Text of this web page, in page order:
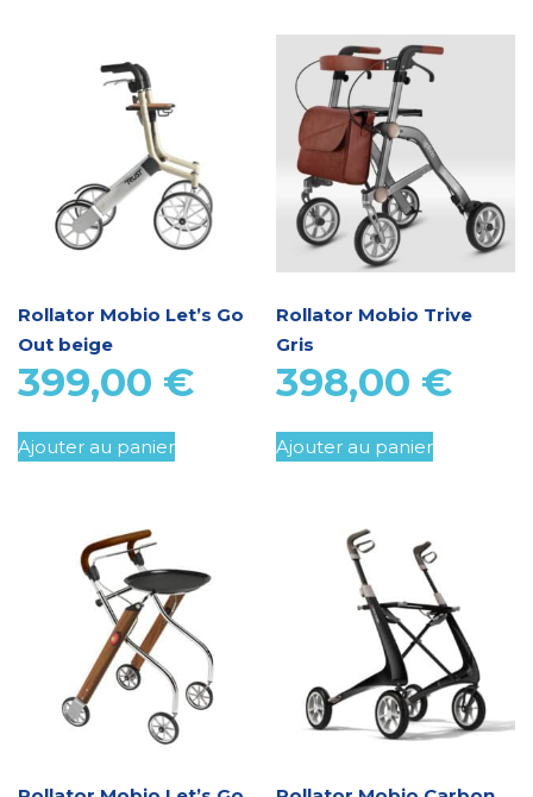
Rollator Mobio Let’s Go
Out beige
399,00 €
Ajouter au panier
Rollator Mobio Trive
Gris
398,00 €
Ajouter au panier